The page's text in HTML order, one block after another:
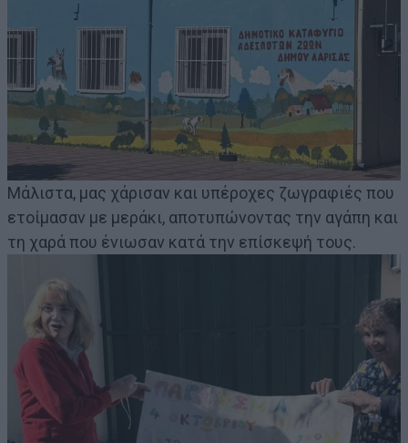
Μάλιστα, μας χάρισαν και υπέροχες ζωγραφιές που
ετοίμασαν με μεράκι, αποτυπώνοντας την αγάπη και
τη χαρά που ένιωσαν κατά την επίσκεψή τους.